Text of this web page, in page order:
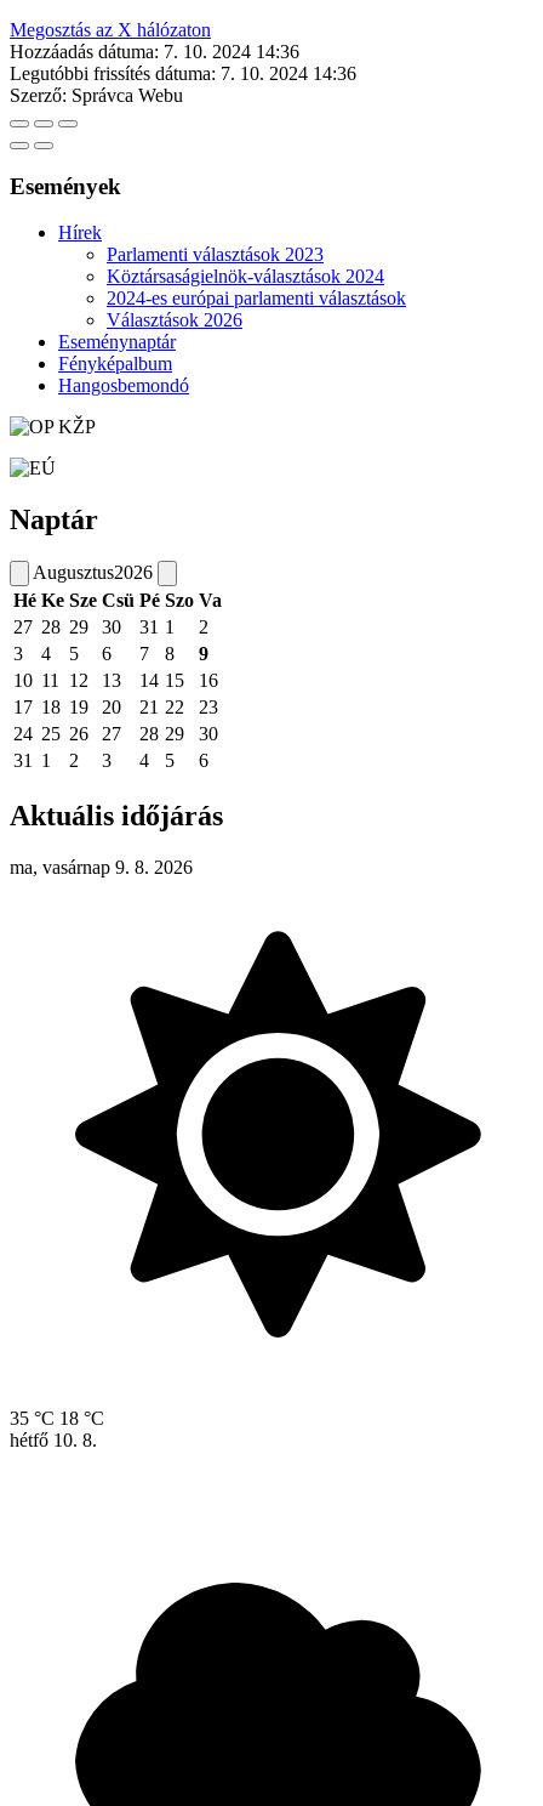
Megosztás az X hálózaton
Hozzáadás dátuma: 7. 10. 2024 14:36
Legutóbbi frissítés dátuma: 7. 10. 2024 14:36
Szerző: Správca Webu
Események
Hírek
Parlamenti választások 2023
Köztársaságielnök-választások 2024
2024-es európai parlamenti választások
Választások 2026
Eseménynaptár
Fényképalbum
Hangosbemondó
Naptár
Augusztus2026
Hé Ke Sze Csü Pé Szo Va
27 28 29 30 31 1
2
3
4 5 6 7 8
9
10 11 12 13 14 15
16
17 18 19 20 21 22
23
24 25 26 27 28 29
30
31
1 2 3 4 5 6
Aktuális időjárás
ma, vasárnap 9. 8. 2026
35 °C 18 °C
hétfő 10. 8.